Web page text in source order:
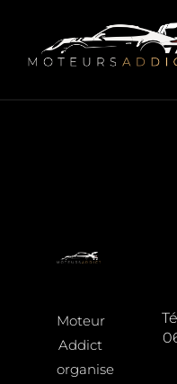
Moteur
Addict
organise